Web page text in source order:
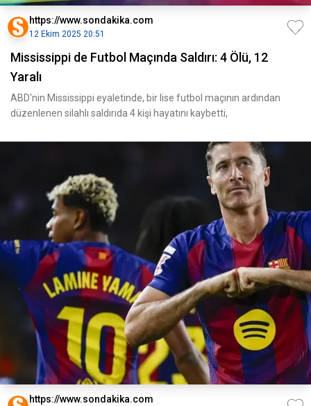
https://www.sondakika.com
12 Ekim 2025 20:51
Mississippi de Futbol Maçında Saldırı: 4 Ölü, 12
Yaralı
ABD'nin Mississippi eyaletinde, bir lise futbol maçının ardından
düzenlenen silahlı saldırıda 4 kişi hayatını kaybetti,
https://www.sondakika.com